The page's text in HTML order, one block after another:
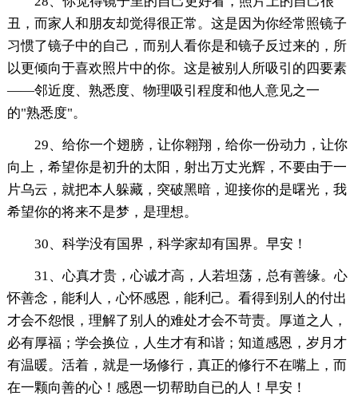
丑，而家人和朋友却觉得很正常。这是因为你经常照镜子
习惯了镜子中的自己，而别人看你是和镜子反过来的，所
以更倾向于喜欢照片中的你。这是被别人所吸引的四要素
——邻近度、熟悉度、物理吸引程度和他人意见之一
的"熟悉度"。
29、给你一个翅膀，让你翱翔，给你一份动力，让你
向上，希望你是初升的太阳，射出万丈光辉，不要由于一
片乌云，就把本人躲藏，突破黑暗，迎接你的是曙光，我
希望你的将来不是梦，是理想。
30、科学没有国界，科学家却有国界。早安！
31、心真才贵，心诚才高，人若坦荡，总有善缘。心
怀善念，能利人，心怀感恩，能利己。看得到别人的付出
才会不怨恨，理解了别人的难处才会不苛责。厚道之人，
必有厚福；学会换位，人生才有和谐；知道感恩，岁月才
有温暖。活着，就是一场修行，真正的修行不在嘴上，而
在一颗向善的心！感恩一切帮助自已的人！早安！